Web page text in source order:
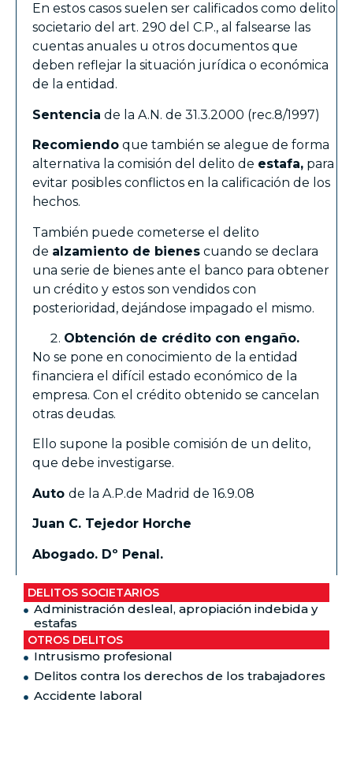
En estos casos suelen ser calificados como delito
societario del art. 290 del C.P., al falsearse las
cuentas anuales u otros documentos que
deben reflejar la situación jurídica o económica
de la entidad.
Sentencia de la A.N. de 31.3.2000 (rec.8/1997)
Recomiendo que también se alegue de forma
alternativa la comisión del delito de estafa, para
evitar posibles conflictos en la calificación de los
hechos.
También puede cometerse el delito
de alzamiento de bienes cuando se declara
una serie de bienes ante el banco para obtener
un crédito y estos son vendidos con
posterioridad, dejándose impagado el mismo.
Obtención de crédito con engaño.
No se pone en conocimiento de la entidad
financiera el difícil estado económico de la
empresa. Con el crédito obtenido se cancelan
otras deudas.
Ello supone la posible comisión de un delito,
que debe investigarse.
Auto de la A.P.de Madrid de 16.9.08
Juan C. Tejedor Horche
Abogado. Dº Penal.
DELITOS SOCIETARIOS
Administración desleal, apropiación indebida y
estafas
OTROS DELITOS
Intrusismo profesional
Delitos contra los derechos de los trabajadores
Accidente laboral